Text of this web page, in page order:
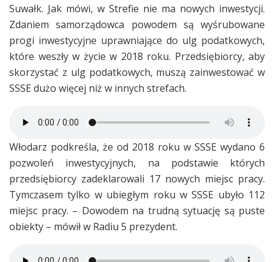
Suwałk. Jak mówi, w Strefie nie ma nowych inwestycji.
Zdaniem samorządowca powodem są wyśrubowane
progi inwestycyjne uprawniające do ulg podatkowych,
które weszły w życie w 2018 roku. Przedsiębiorcy, aby
skorzystać z ulg podatkowych, muszą zainwestować w
SSSE dużo więcej niż w innych strefach.
Włodarz podkreśla, że od 2018 roku w SSSE wydano 6
pozwoleń inwestycyjnych, na podstawie których
przedsiębiorcy zadeklarowali 17 nowych miejsc pracy.
Tymczasem tylko w ubiegłym roku w SSSE ubyło 112
miejsc pracy. – Dowodem na trudną sytuację są puste
obiekty – mówił w Radiu 5 prezydent.